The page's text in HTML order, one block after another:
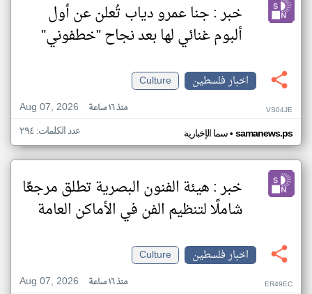
خبر : جنا عمرو دياب تُعلن عن أول
ألبوم غنائي لها بعد نجاح "خطفوني"
اخبار فلسطين
Culture
Aug 07, 2026
منذ ١٦ ساعة VS04JE
سما الإخبارية• samanews.ps عدد الكلمات: ٢٩٤
خبر : هيئة الفنون البصرية تطلق مرجعًا
شاملًا لتنظيم الفن في الأماكن العامة
اخبار فلسطين
Culture
Aug 07, 2026
منذ ١٦ ساعة ER49EC